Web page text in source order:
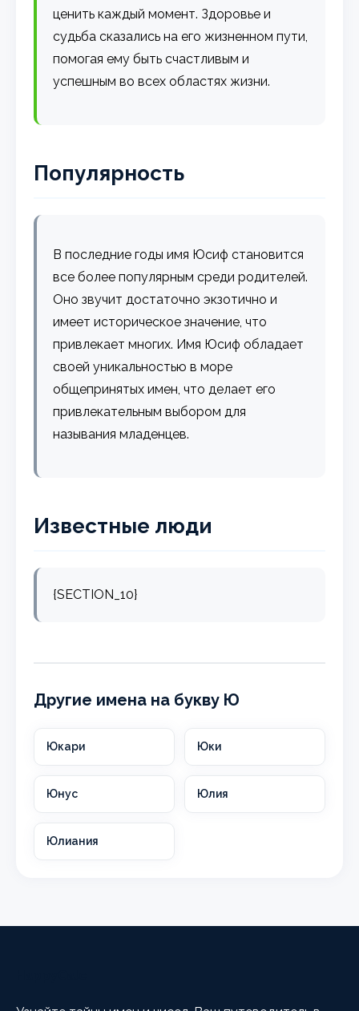
ценить каждый момент. Здоровье и
судьба сказались на его жизненном пути,
помогая ему быть счастливым и
успешным во всех областях жизни.
Популярность
В последние годы имя Юсиф становится
все более популярным среди родителей.
Оно звучит достаточно экзотично и
имеет историческое значение, что
привлекает многих. Имя Юсиф обладает
своей уникальностью в море
общепринятых имен, что делает его
привлекательным выбором для
называния младенцев.
Известные люди
{SECTION_10}
Другие имена на букву Ю
Юкари Юки
Юнус Юлия
Юлиания